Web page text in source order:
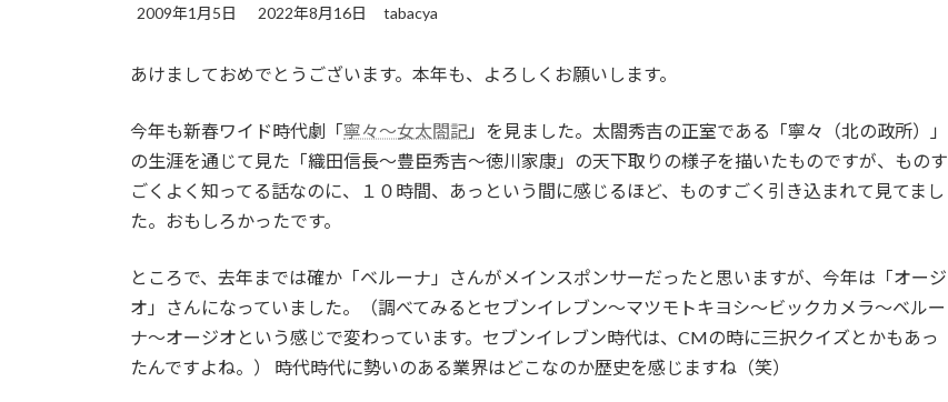
2009年1月5日
最
新
時
:
2022年8月16日 tabacya
あけましておめでとうございます。本年も、よろしくお願いします。
今年も新春ワイド時代劇「寧々～女太閤記 」を見ました。太閤秀吉の正室である「寧々（北の政所）」
の生涯を通じて見た「織田信長～豊臣秀吉～徳川家康」の天下取りの様子を描いたものですが、ものす
ごくよく知ってる話なのに、１０時間、あっという間に感じるほど、ものすごく引き込まれて見てまし
た。おもしろかったです。
ところで、去年までは確か「ベルーナ」さんがメインスポンサーだったと思いますが、今年は「オージ
オ」さんになっていました。（調べてみるとセブンイレブン～マツモトキヨシ～ビックカメラ～ベルー
ナ～オージオという感じで変わっています。セブンイレブン時代は、CMの時に三択クイズとかもあっ
たんですよね。） 時代時代に勢いのある業界はどこなのか歴史を感じますね（笑）